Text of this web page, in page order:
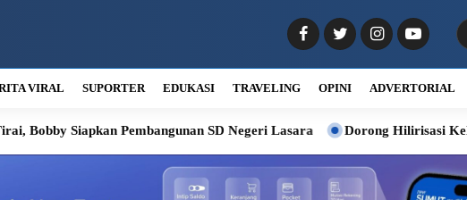
VIRAL SUPORTER EDUKASI TRAVELING OPINI ADVERTORIAL
Pembangunan SD Negeri Lasara Dorong Hilirisasi Kelapa, Bobby